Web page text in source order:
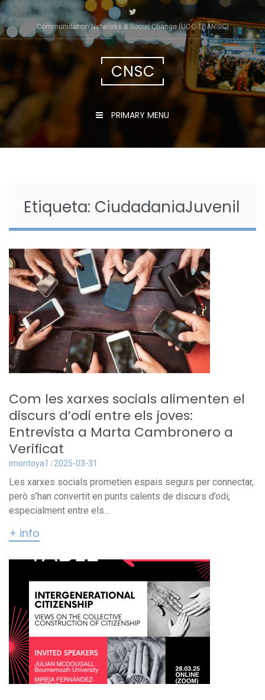
Skip
to
content
Communication Networks & Social Change (UOC-TRÀNSIC)
CNSC
PRIMARY MENU
Etiqueta: CiudadaniaJuvenil
Com les xarxes socials alimenten el
discurs d’odi entre els joves:
Entrevista a Marta Cambronero a
Verificat
imontoya1 2025-03-31
Les xarxes socials prometien espais segurs per connectar,
però s’han convertit en punts calents de discurs d’odi,
especialment entre els...
+ info